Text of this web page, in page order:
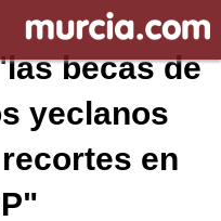
becas de
yeclanos
en